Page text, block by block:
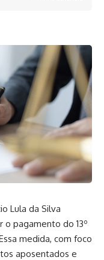
Lula da Silva
o pagamento do 13º
medida, com foco
aposentados e